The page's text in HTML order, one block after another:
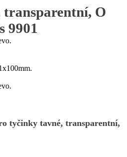
O
9901
tyčinky tavné, transparentní,